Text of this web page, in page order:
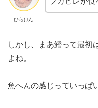
ひらけん
しかし、まあ鰭って最初
よね。
魚へんの感じっていっぱ